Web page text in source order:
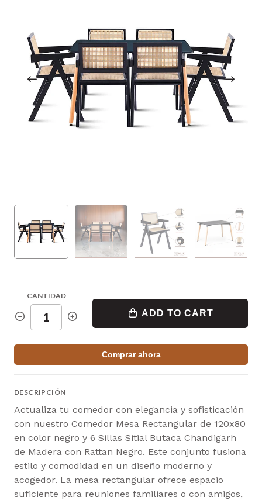
CANTIDAD
ADD TO CART
Comprar ahora
DESCRIPCIÓN
Actualiza tu comedor con elegancia y sofisticación
con nuestro Comedor Mesa Rectangular de 120x80
en color negro y 6 Sillas Sitial Butaca Chandigarh
de Madera con Rattan Negro. Este conjunto fusiona
estilo y comodidad en un diseño moderno y
acogedor. La mesa rectangular ofrece espacio
suficiente para reuniones familiares o con amigos,